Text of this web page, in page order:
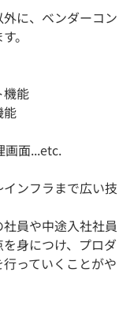
に、ベンダーコン
。
機能
能
画面...etc.
ンフラまで広い技
員や中途入社社員
身につけ、プロダ
っていくことがや